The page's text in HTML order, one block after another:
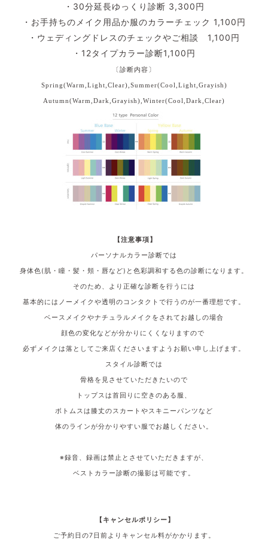
・30分延長ゆっくり診断 3,300円
・お手持ちのメイク用品か服のカラーチェック 1,100円
・ウェディングドレスのチェックやご相談 1,100円
・12タイプカラー診断1,100円
〔診断内容〕
Spring(Warm,Light,Clear), Summer(Cool,Light,Grayish)
Autumn(Warm,Dark,Grayish), Winter(Cool,Dark,Clear)
【注意事項】
パーソナルカラー診断では
身体色(肌・瞳・髪・頬・唇など)と色彩調和する色の診断になります。
そのため、より正確な診断を行うには
基本的にはノーメイクや透明のコンタクトで行うのが一番理想です。
ベースメイクやナチュラルメイクをされてお越しの場合
顔色の変化などが分かりにくくなりますので
必ずメイクは落としてご来店くださいますようお願い申し上げます。
スタイル診断では
骨格を見させていただきたいので
トップスは首回りに空きのある服、
ボトムスは膝丈のスカートやスキニーパンツなど
体のラインが分かりやすい服でお越しください。
※録音、録画は禁止とさせていただきますが、
ベストカラー診断の撮影は可能です。
【キャンセルポリシー】
ご予約日の7日前よりキャンセル料がかかります。